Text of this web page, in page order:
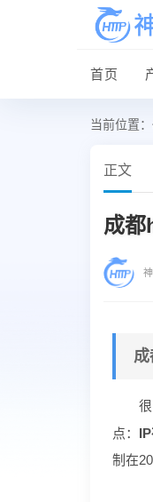
首页
当前位置：
正文
成都
点：
制在